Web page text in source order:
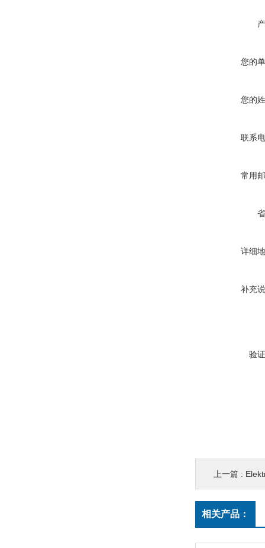
您的
您的
联系
常用
详细
补充
验
上一篇 :
相关产品：